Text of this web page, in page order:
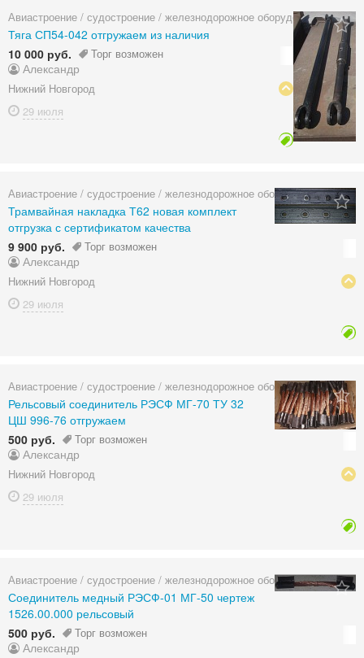
Авиастроение / судостроение / железнодорожное оборудование
Тяга СП54-042 отгружаем из наличия
10 000 руб.
Торг возможен
Александр
Нижний Новгород
29 июля
Авиастроение / судостроение / железнодорожное оборудование
Трамвайная накладка Т62 новая комплект
отгрузка с сертификатом качества
9 900 руб.
Торг возможен
Александр
Нижний Новгород
29 июля
Авиастроение / судостроение / железнодорожное оборудование
Рельсовый соединитель РЭСФ МГ-70 ТУ 32
ЦШ 996-76 отгружаем
500 руб.
Торг возможен
Александр
Нижний Новгород
29 июля
Авиастроение / судостроение / железнодорожное оборудование
Соединитель медный РЭСФ-01 МГ-50 чертеж
1526.00.000 рельсовый
500 руб.
Торг возможен
Александр